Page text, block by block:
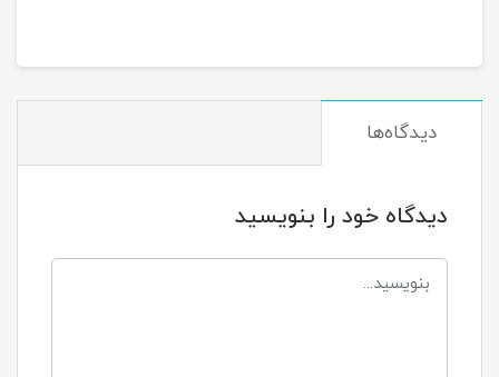
دیدگاه‌ها
دیدگاه خود را بنویسید